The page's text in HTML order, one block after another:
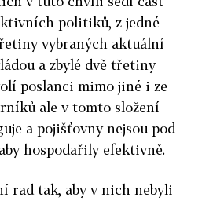
politiků, z jedné
vybraných aktuální
a zbylé dvě třetiny
poslanci mimo jiné i ze
ale v tomto složení
a pojišťovny nejsou pod
hospodařily efektivně.
rad tak, aby v nich nebyli